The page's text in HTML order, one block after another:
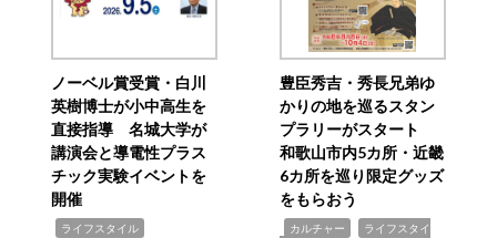
ノーベル賞受賞・白川
英樹博士が小中高生を
直接指導 名城大学が
講演会と導電性プラス
チック実験イベントを
開催
ライフスタイル
豊臣秀吉・秀長兄弟ゆ
かりの地を巡るスタン
プラリーがスタート
和歌山市内5カ所・近畿
6カ所を巡り限定グッズ
をもらおう
カルチャー
ライフスタイ